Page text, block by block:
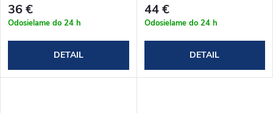
36 €
Odosielame do 24 h
DETAIL
44 €
Odosielame do 24 h
DETAIL